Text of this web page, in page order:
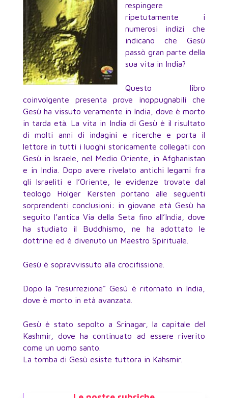
respingere
ripetutamente i
numerosi indizi che
indicano che Gesù
passò gran parte della
sua vita in India?
Questo libro
coinvolgente presenta prove inoppugnabili che
Gesù ha vissuto veramente in India, dove è morto
in tarda età. La vita in India di Gesù è il risultato
di molti anni di indagini e ricerche e porta il
lettore in tutti i luoghi storicamente collegati con
Gesù in Israele, nel Medio Oriente, in Afghanistan
e in India. Dopo avere rivelato antichi legami fra
gli Israeliti e l’Oriente, le evidenze trovate dal
teologo Holger Kersten portano alle seguenti
sorprendenti conclusioni: in giovane età Gesù ha
seguito l’antica Via della Seta fino all’India, dove
ha studiato il Buddhismo, ne ha adottato le
dottrine ed è divenuto un Maestro Spirituale.
Gesù è sopravvissuto alla crocifissione.
Dopo la “resurrezione” Gesù è ritornato in India,
dove è morto in età avanzata.
Gesù è stato sepolto a Srinagar, la capitale del
Kashmir, dove ha continuato ad essere riverito
come un uomo santo.
La tomba di Gesù esiste tuttora in Kahsmir.